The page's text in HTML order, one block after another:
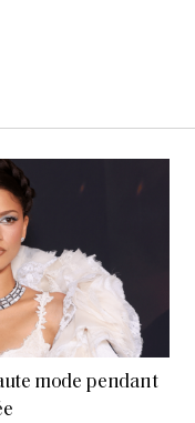
mode pendant